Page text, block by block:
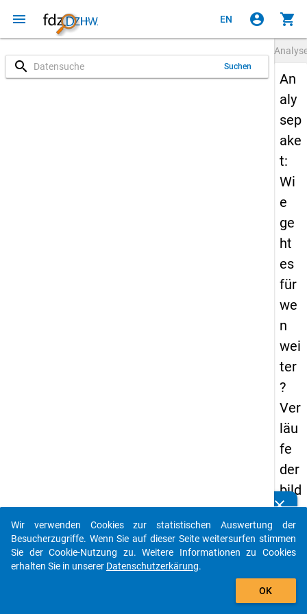
menu EN account_circle shopping_cart
search Suchen
An
aly
sep
ake
t:
Wi
e
ge
ht
es
für
we
n
wei
ter
?
Ver
läu
fe
der
bild
un
gs-
un
clear
Kennen Sie Publikationen, die auf Basis unserer
Analysepakete entstanden sind? Dann teilen Sie uns
diese bitte mit...
auto_stories
Wir verwenden Cookies zur statistischen Auswertung der
Besucherzugriffe. Wenn Sie auf dieser Seite weitersurfen stimmen
Sie der Cookie-Nutzung zu. Weitere Informationen zu Cookies
erhalten Sie in unserer Datenschutzerkärung.
OK